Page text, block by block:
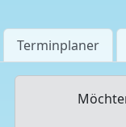
Terminplaner